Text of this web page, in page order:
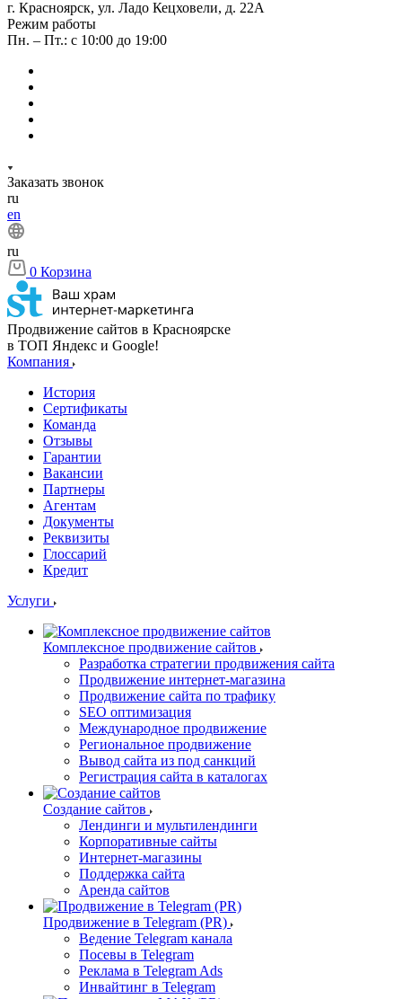
г. Красноярск, ул. Ладо Кецховели, д. 22А
Режим работы
Пн. – Пт.: с 10:00 до 19:00
Заказать звонок
ru
en
ru
0 Корзина
Продвижение сайтов в Красноярске
в ТОП Яндекс и Google!
Компания
История
Сертификаты
Команда
Отзывы
Гарантии
Вакансии
Партнеры
Агентам
Документы
Реквизиты
Глоссарий
Кредит
Услуги
Комплексное продвижение сайтов
Разработка стратегии продвижения сайта
Продвижение интернет-магазина
Продвижение сайта по трафику
SEO оптимизация
Международное продвижение
Региональное продвижение
Вывод сайта из под санкций
Регистрация сайта в каталогах
Создание сайтов
Лендинги и мультилендинги
Корпоративные сайты
Интернет-магазины
Поддержка сайта
Аренда сайтов
Продвижение в Telegram (PR)
Ведение Telegram канала
Посевы в Telegram
Реклама в Telegram Ads
Инвайтинг в Telegram